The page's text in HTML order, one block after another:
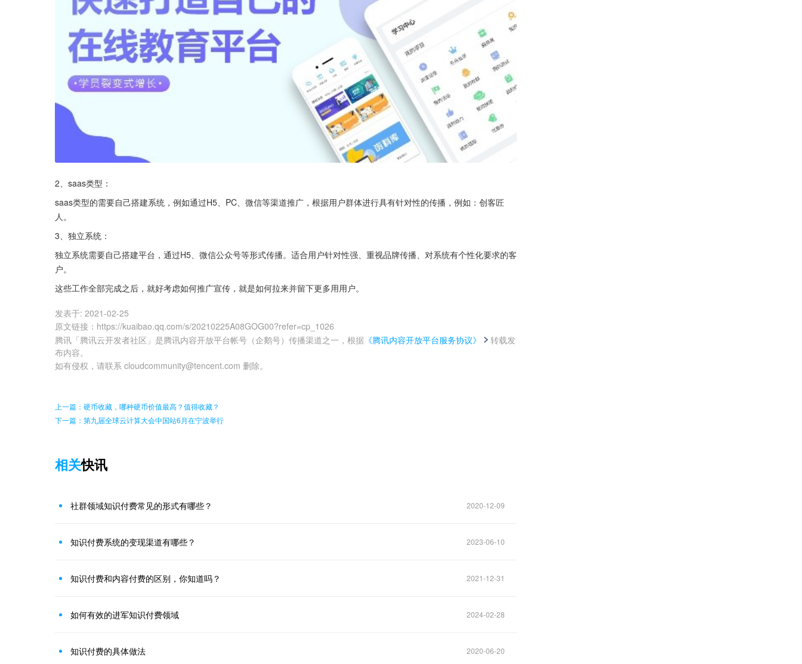
2、saas类型：
saas类型的需要自己搭建系统，例如通过H5、PC、微信等渠道推广，根据用户群体进行具有针对性的传播，例如：创客匠
人。
3、独立系统：
独立系统需要自己搭建平台，通过H5、微信公众号等形式传播。适合用户针对性强、重视品牌传播、对系统有个性化要求的客
户。
这些工作全部完成之后，就好考虑如何推广宣传，就是如何拉来并留下更多用用户。
发表于: 2021-02-25
原文链接 ： https://kuaibao.qq.com/s/20210225A08GOG00?refer=cp_1026
腾讯「腾讯云开发者社区」是腾讯内容开放平台帐号（企鹅号）传播渠道之一，根据 《腾讯内容开放平台服务协议》
转载发
布内容。
如有侵权，请联系 cloudcommunity@tencent.com 删除。
上一篇：硬币收藏，哪种硬币价值最高？值得收藏？
下一篇：第九届全球云计算大会中国站6月在宁波举行
相关快讯
社群领域知识付费常见的形式有哪些？ 2020-12-09
知识付费系统的变现渠道有哪些？ 2023-06-10
知识付费和内容付费的区别，你知道吗？ 2021-12-31
如何有效的进军知识付费领域 2024-02-28
知识付费的具体做法 2020-06-20